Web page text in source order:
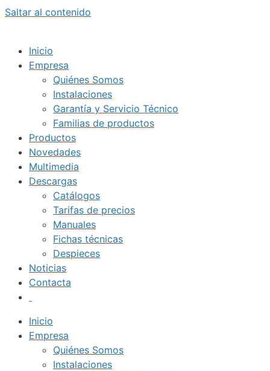
Saltar al contenido
Inicio
Empresa
Quiénes Somos
Instalaciones
Garantía y Servicio Técnico
Familias de productos
Productos
Novedades
Multimedia
Descargas
Catálogos
Tarifas de precios
Manuales
Fichas técnicas
Despieces
Noticias
Contacta
Inicio
Empresa
Quiénes Somos
Instalaciones